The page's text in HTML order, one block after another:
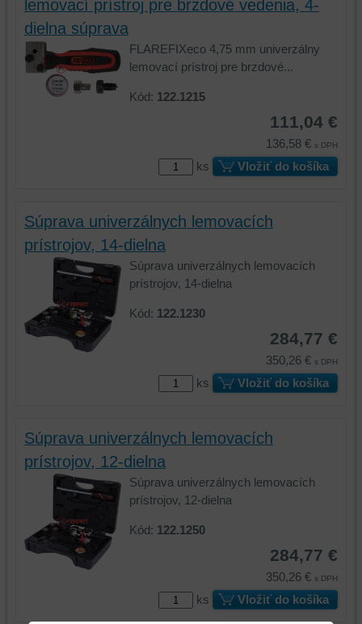
lemovací prístroj pre brzdové vedenia, 4-
dielna súprava
FLAREFIXeco 4,75 mm univerzálny
lemovací prístroj pre brzdové...
Kód: 122.1215
111,04 €
136,58 € s DPH
ks Vložiť do košíka
Súprava univerzálnych lemovacích
prístrojov, 14-dielna
Súprava univerzálnych lemovacích
prístrojov, 14-dielna
Kód: 122.1230
284,77 €
350,26 € s DPH
ks Vložiť do košíka
Súprava univerzálnych lemovacích
prístrojov, 12-dielna
Súprava univerzálnych lemovacích
prístrojov, 12-dielna
Kód: 122.1250
284,77 €
350,26 € s DPH
ks Vložiť do košíka